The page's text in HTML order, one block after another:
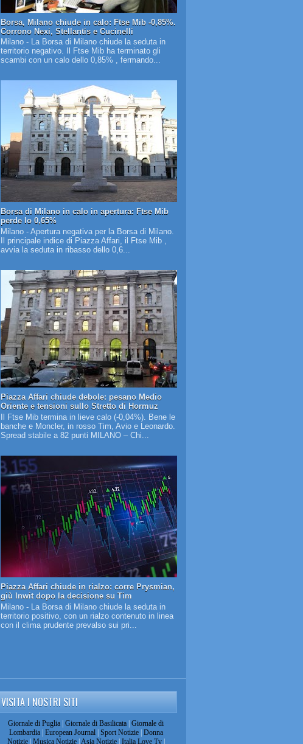
Borsa, Milano chiude in calo: Ftse Mib -0,85%.
Corrono Nexi, Stellantis e Cucinelli
Milano - La Borsa di Milano chiude la seduta in
territorio negativo. Il Ftse Mib ha terminato gli
scambi con un calo dello 0,85% , fermando...
Borsa di Milano in calo in apertura: Ftse Mib
perde lo 0,65%
Milano - Apertura negativa per la Borsa di Milano.
Il principale indice di Piazza Affari, il Ftse Mib ,
avvia la seduta in ribasso dello 0,6...
Piazza Affari chiude debole: pesano Medio
Oriente e tensioni sullo Stretto di Hormuz
Il Ftse Mib termina in lieve calo (-0,04%). Bene le
banche e Moncler, in rosso Tim, Avio e Leonardo.
Spread stabile a 82 punti MILANO – Chi...
Piazza Affari chiude in rialzo: corre Prysmian,
giù Inwit dopo la decisione su Tim
Milano - La Borsa di Milano chiude la seduta in
territorio positivo, con un rialzo contenuto in linea
con il clima prudente prevalso sui pri...
VISITA I NOSTRI SITI
Giornale di Puglia | Giornale di Basilicata | Giornale di
Lombardia| European Journal| Sport Notizie| Donna
Notizie| Musica Notizie| Asia Notizie| Italia Love Tv|